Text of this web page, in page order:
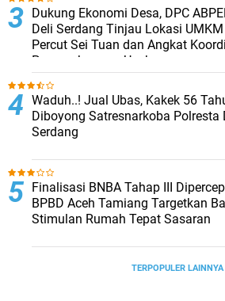
Dukung Ekonomi Desa, DPC
Deli Serdang Tinjau Lokasi
Percut Sei Tuan dan Angkat
Pengembangan Usaha
Waduh..! Jual Ubas, Kakek 56
Diboyong Satresnarkoba Polresta
Serdang
Finalisasi BNBA Tahap III
BPBD Aceh Tamiang Targetkan
Stimulan Rumah Tepat Sasaran
TERPOPULER LAINNYA